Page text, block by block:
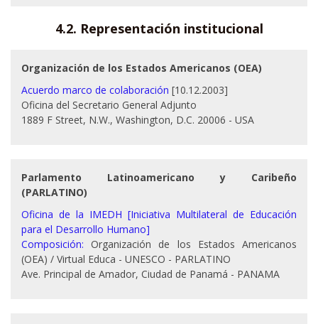
4.2. Representación institucional
Organización de los Estados Americanos (OEA)
Acuerdo marco de colaboración [10.12.2003]
Oficina del Secretario General Adjunto
1889 F Street, N.W., Washington, D.C. 20006 - USA
Parlamento Latinoamericano y Caribeño
(PARLATINO)
Oficina de la IMEDH [Iniciativa Multilateral de Educación
para el Desarrollo Humano]
Composición: Organización de los Estados Americanos
(OEA) / Virtual Educa - UNESCO - PARLATINO
Ave. Principal de Amador, Ciudad de Panamá - PANAMA